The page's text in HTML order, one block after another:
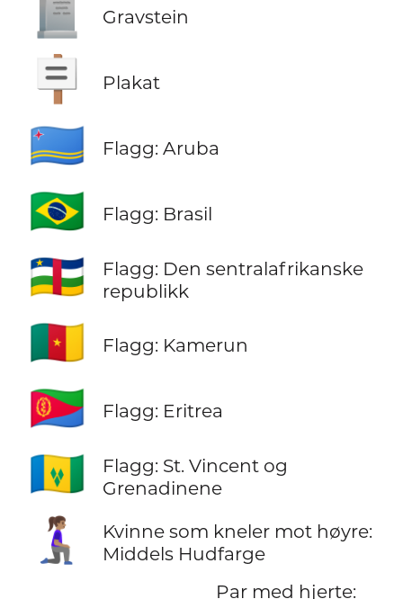
🪦 Gravstein
🪧 Plakat
🇦🇼 Flagg: Aruba
🇧🇷 Flagg: Brasil
🇨🇫
Flagg: Den sentralafrikanske
republikk
🇨🇲 Flagg: Kamerun
🇪🇷 Flagg: Eritrea
🇻🇨
Flagg: St. Vincent og
Grenadinene
🧎🏽‍♀️‍➡️
Kvinne som kneler mot høyre:
Middels Hudfarge
Par med hjerte: